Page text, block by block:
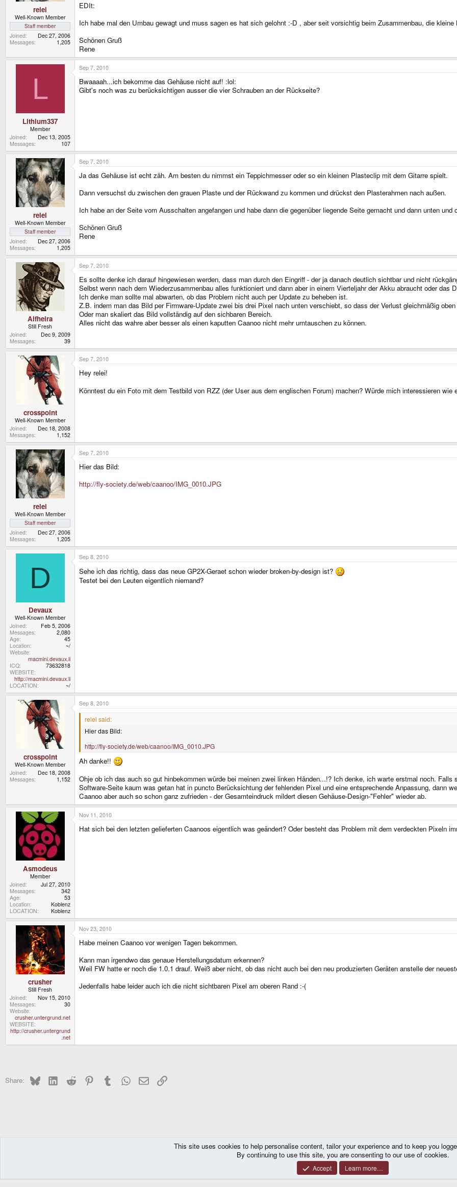
relei
Well-Known Member
Staff member
Joined
Dec 27, 2006
Messages
1,205
EDIt:
Ich habe mal den Umbau gewagt und muss sagen es hat sich gelohnt :-D , aber seit vorsichtig beim Zusammenbau, die
Schönen Gruß
Rene
L
Lithium337
Member
Joined
Dec 13, 2005
Messages
107
Sep 7, 2010
Bwaaaah...ich bekomme das Gehäuse nicht auf! :lol:
Gibt's noch was zu berücksichtigen ausser die vier Schrauben an der Rückseite?
relei
Well-Known Member
Staff member
Joined
Dec 27, 2006
Messages
1,205
Sep 7, 2010
Ja das Gehäuse ist echt zäh. Am besten du nimmst ein Teppichmesser oder so ein kleinen Plasteclip mit dem Gitarre spielt.
Dann versuchst du zwischen den grauen Plaste und der Rückwand zu kommen und drückst den Plasterahmen nach außen.
Ich habe an der Seite vom Ausschalten angefangen und habe dann die gegenüber liegende Seite gemacht und dann unten und
Schönen Gruß
Rene
Alfheira
Still Fresh
Joined
Dec 9, 2009
Messages
39
Sep 7, 2010
Es sollte denke ich darauf hingewiesen werden, dass man durch den Eingriff - der ja danach deutlich sichtbar und nicht
Selbst wenn nach dem Wiederzusammenbau alles funktioniert und dann aber in einem Vierteljahr der Akku abraucht oder das
Ich denke man sollte mal abwarten, ob das Problem nicht auch per Update zu beheben ist.
Z.B. indem man das Bild per Firmware-Update zwei bis drei Pixel nach unten verschiebt, so dass der Verlust gleichmäßig
Oder man skaliert das Bild vollständig auf den sichbaren Bereich.
Alles nicht das wahre aber besser als einen kaputten Caanoo nicht mehr umtauschen zu können.
crosspoint
Well-Known Member
Joined
Dec 18, 2008
Messages
1,152
Sep 7, 2010
Hey relei!
Könntest du ein Foto mit dem Testbild von RZZ (der User aus dem englischen Forum) machen? Würde mich interessieren wie
relei
Well-Known Member
Staff member
Joined
Dec 27, 2006
Messages
1,205
Sep 7, 2010
Hier das Bild:
http://fly-society.de/web/caanoo/IMG_0010.JPG
D
Devaux
Well-Known Member
Joined
Feb 5, 2006
Messages
2,080
Age
45
Location
~/
Website
macmini.devaux.li
ICQ
73632818
WEBSITE
http://macmini.devaux.li
LOCATION
~/
Sep 8, 2010
Sehe ich das richtig, dass das neue GP2X-Geraet schon wieder broken-by-design ist?
Testet bei den Leuten eigentlich niemand?
crosspoint
Well-Known Member
Joined
Dec 18, 2008
Messages
1,152
Sep 8, 2010
relei said:
Hier das Bild:
http://fly-society.de/web/caanoo/IMG_0010.JPG
Ah danke!!
Ohje ob ich das auch so gut hinbekommen würde bei meinen zwei linken Händen...!? Ich denke, ich warte erstmal noch.
Software-Seite kaum was getan hat in puncto Berücksichtung der fehlenden Pixel und eine entsprechende Anpassung, dann
Caanoo aber auch so schon ganz zufrieden - der Gesamteindruck mildert diesen Gehäuse-Design-"Fehler" wieder ab.
Asmodeus
Member
Joined
Jul 27, 2010
Messages
342
Age
53
Location
Koblenz
LOCATION
Koblenz
Nov 11, 2010
Hat sich bei den letzten gelieferten Caanoos eigentlich was geändert? Oder besteht das Problem mit dem verdeckten Pixeln
crusher
Still Fresh
Joined
Nov 15, 2010
Messages
30
Website
crusher.untergrund.net
WEBSITE
http://crusher.untergrund
.net
Nov 23, 2010
Habe meinen Caanoo vor wenigen Tagen bekommen.
Kann man irgendwo das genaue Herstellungsdatum erkennen?
Weil FW hatte er noch die 1.0.1 drauf. Weiß aber nicht, ob das nicht auch bei den neu produzierten Geräten anstelle der
Jedenfalls habe leider auch ich die nicht sichtbaren Pixel am oberen Rand :-(
Share: Bluesky LinkedInReddit PinterestTumblrWhatsApp
EmailLink
GPH Caanoo Caanoo - Allgemeines
© 2010-2026 XenForo Ltd. |Certain add-on by SyTry.
This site uses cookies to help personalise content, tailor your experience and to keep you
By continuing to use this site, you are consenting to our use of cookies.
Accept Learn more…